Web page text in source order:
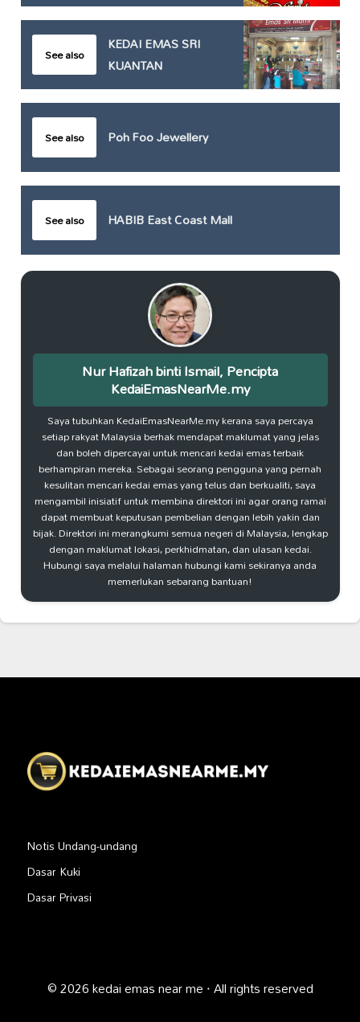
See also
KEDAI EMAS SRI
KUANTAN
See also Poh Foo Jewellery
See also HABIB East Coast Mall
Nur Hafizah binti Ismail, Pencipta
KedaiEmasNearMe.my
Saya tubuhkan KedaiEmasNearMe.my kerana saya percaya
setiap rakyat Malaysia berhak mendapat maklumat yang jelas
dan boleh dipercayai untuk mencari kedai emas terbaik
berhampiran mereka. Sebagai seorang pengguna yang pernah
kesulitan mencari kedai emas yang telus dan berkualiti, saya
mengambil inisiatif untuk membina direktori ini agar orang ramai
dapat membuat keputusan pembelian dengan lebih yakin dan
bijak. Direktori ini merangkumi semua negeri di Malaysia, lengkap
dengan maklumat lokasi, perkhidmatan, dan ulasan kedai.
Hubungi saya melalui halaman hubungi kami sekiranya anda
memerlukan sebarang bantuan!
Notis Undang-undang
Dasar Kuki
Dasar Privasi
© 2026 kedai emas near me · All rights reserved